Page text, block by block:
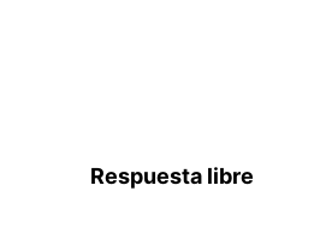
Respuesta libre